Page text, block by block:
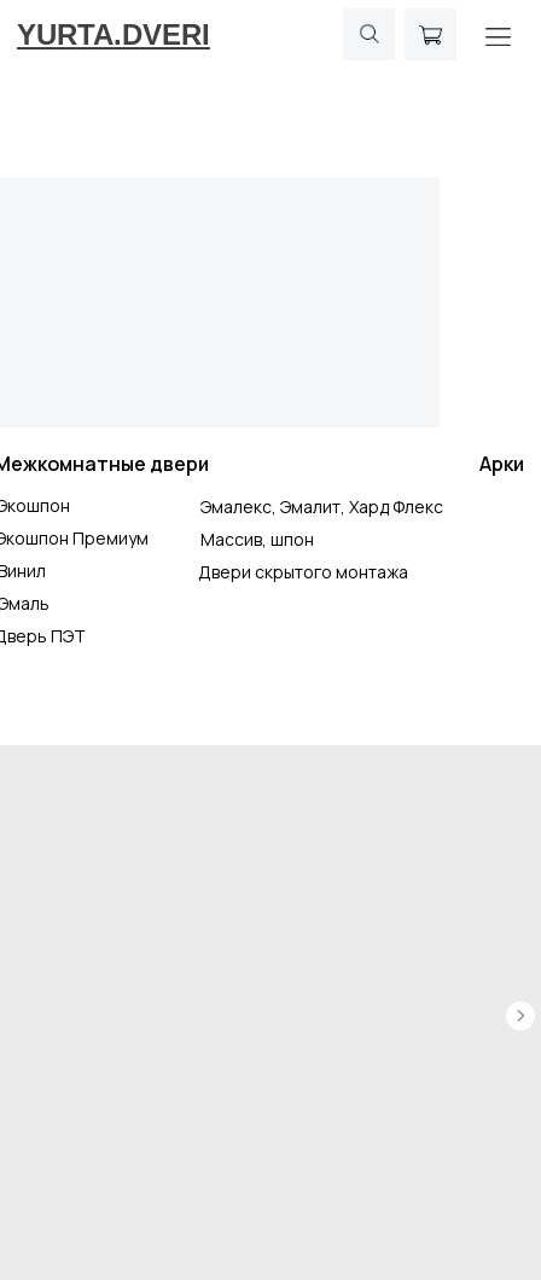
YURTA.DVERI
ПЭТ
Премиум
Двери скрытого монтажа
Массив, шпон
Эмалекс, Эмалит, Хард Флекс
Арки
двери